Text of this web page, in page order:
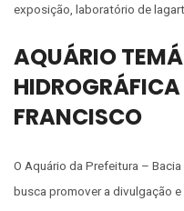
exposição, laboratório de
AQUÁRIO
FRANCISCO
O Aquário da Prefeitura –
busca promover a divulgação